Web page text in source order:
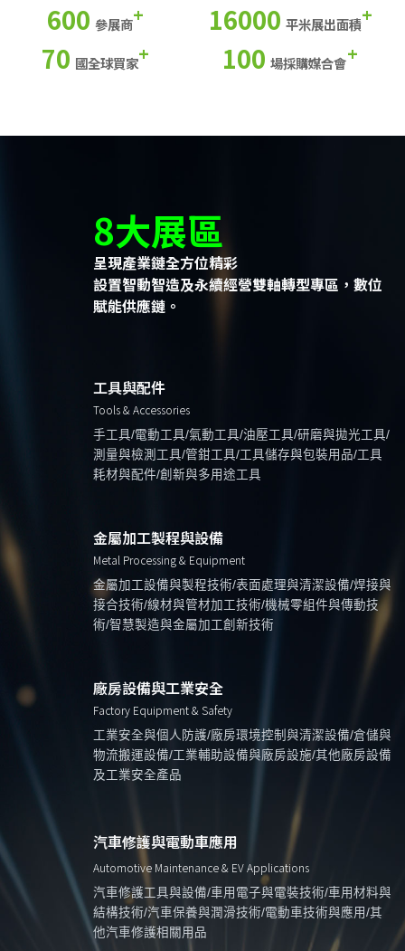
600 參展商+ 16000 平米展出面積+
70 國全球買家+ 100 場採購媒合會+
8大展區
呈現產業鏈全方位精彩
設置智動智造及永續經營雙軸轉型專區，數位
賦能供應鏈。
工具與配件
Tools & Accessories
手工具/電動工具/氣動工具/油壓工具/研磨與拋光工具/
測量與檢測工具/管鉗工具/工具儲存與包裝用品/工具
耗材與配件/創新與多用途工具
金屬加工製程與設備
Metal Processing & Equipment
金屬加工設備與製程技術/表面處理與清潔設備/焊接與
接合技術/線材與管材加工技術/機械零組件與傳動技
術/智慧製造與金屬加工創新技術
廠房設備與工業安全
Factory Equipment & Safety
工業安全與個人防護/廠房環境控制與清潔設備/倉儲與
物流搬運設備/工業輔助設備與廠房設施/其他廠房設備
及工業安全產品
汽車修護與電動車應用
Automotive Maintenance & EV Applications
汽車修護工具與設備/車用電子與電裝技術/車用材料與
結構技術/汽車保養與潤滑技術/電動車技術與應用/其
他汽車修護相關用品